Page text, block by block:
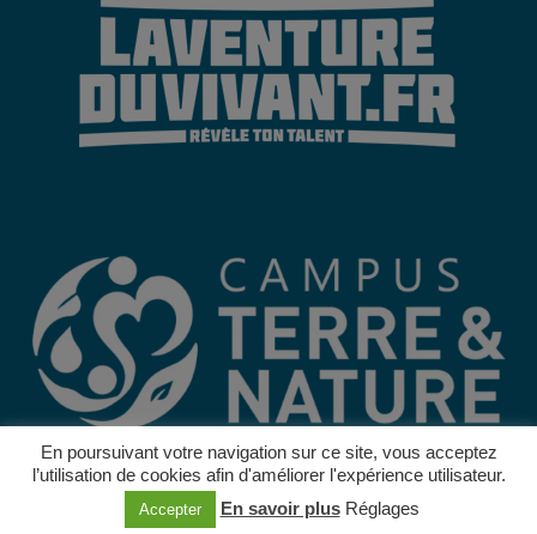
Mentions légales Protections des données
En poursuivant votre navigation sur ce site, vous acceptez
l’utilisation de cookies afin d'améliorer l'expérience utilisateur.
Accepter En savoir plus Réglages